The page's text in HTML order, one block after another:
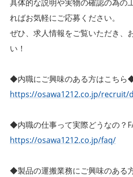
具体的な説明や実物の確認の為の
ればお気軽にご応募ください。
ぜひ、求人情報をご覧いただき、
い！
◆内職にご興味のある方はこちら
https://osawa1212.co.jp/recruit/
◆内職の仕事って実際どうなの？
https://osawa1212.co.jp/faq/
◆製品の運搬業務にご興味のある